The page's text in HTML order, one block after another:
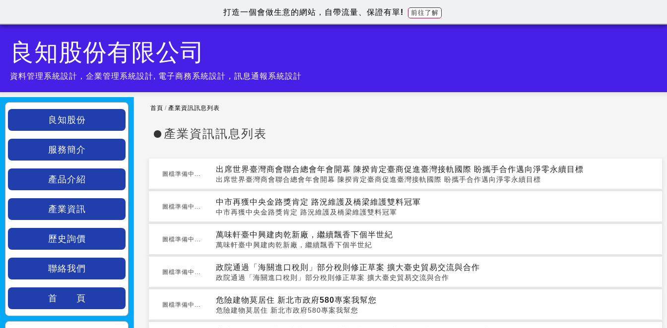
良知股份有限公司
資料管理系統設計，企業管理系統設計, 電子商務系統設計，訊息通報系統設計
首頁 / 產業資訊訊息列表
產業資訊訊息列表
圖檔準備中...
出席世界臺灣商會聯合總會年會開幕 陳揆肯定臺商促進臺灣接軌國際 盼攜手合作邁向淨零永續目標
出席世界臺灣商會聯合總會年會開幕 陳揆肯定臺商促進臺灣接軌國際 盼攜手合作邁向淨零永續目標
圖檔準備中...
中市再獲中央金路獎肯定 路況維護及橋梁維護雙料冠軍
中市再獲中央金路獎肯定 路況維護及橋梁維護雙料冠軍
圖檔準備中...
萬味軒臺中興建肉乾新廠，繼續飄香下個半世紀
萬味軒臺中興建肉乾新廠，繼續飄香下個半世紀
圖檔準備中...
政院通過「海關進口稅則」部分稅則修正草案 擴大臺史貿易交流與合作
政院通過「海關進口稅則」部分稅則修正草案 擴大臺史貿易交流與合作
圖檔準備中...
危險建物莫居住 新北市政府580專案我幫您
危險建物莫居住 新北市政府580專案我幫您
良知股份
服務簡介
產品介紹
產業資訊
歷史詢價
聯絡我們
首 頁
打造一個會做生意的網站，自帶流量、保證有單! 前往了解